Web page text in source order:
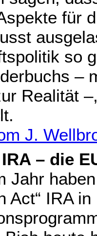
für
so
–
Realität
J.
– die
Jahr
Act“ IRA